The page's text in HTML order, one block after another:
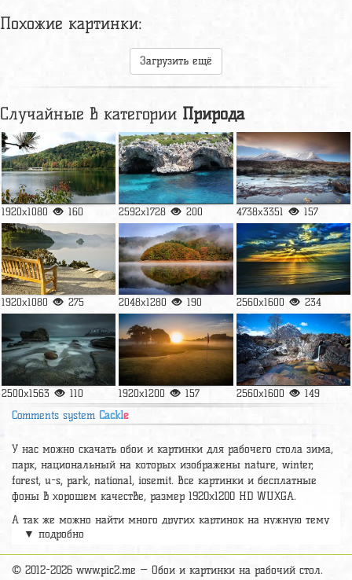
Похожие картинки:
Загрузить ещё
Случайные в категории Природа
1920x1080 160 2592x1728 200 4738x3351 157
1920x1080 275 2048x1280 190 2560x1600 234
2500x1563 110 1920x1200 157 2560x1600 149
Comments system Cackle
У нас можно скачать обои и картинки для рабочего стола зима,
парк, национальный на которых изображены nature, winter,
forest, u-s, park, national, iosemit. Все картинки и бесплатные
фоны в хорошем качестве, размер 1920x1200 HD WUXGA.
А так же можно найти много других картинок на нужную тему
разделобои Природа
большое количество красивых широкоформатных картинок, фото
и обоев хорошего hd качества бесплатно и на телефон.
▼ подробно
© 2012-2026 www.pic2.me — Обои и картинки на рабочий стол.